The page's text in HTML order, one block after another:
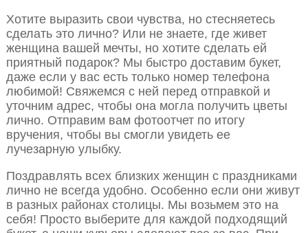
Хотите выразить свои чувства, но стесняетесь
сделать это лично? Или не знаете, где живет
женщина вашей мечты, но хотите сделать ей
приятный подарок? Мы быстро доставим букет,
даже если у вас есть только номер телефона
любимой! Свяжемся с ней перед отправкой и
уточним адрес, чтобы она могла получить цветы
лично. Отправим вам фотоотчет по итогу
вручения, чтобы вы смогли увидеть ее
лучезарную улыбку.
Поздравлять всех близких женщин с праздниками
лично не всегда удобно. Особенно если они живут
в разных районах столицы. Мы возьмем это на
себя! Просто выберите для каждой подходящий